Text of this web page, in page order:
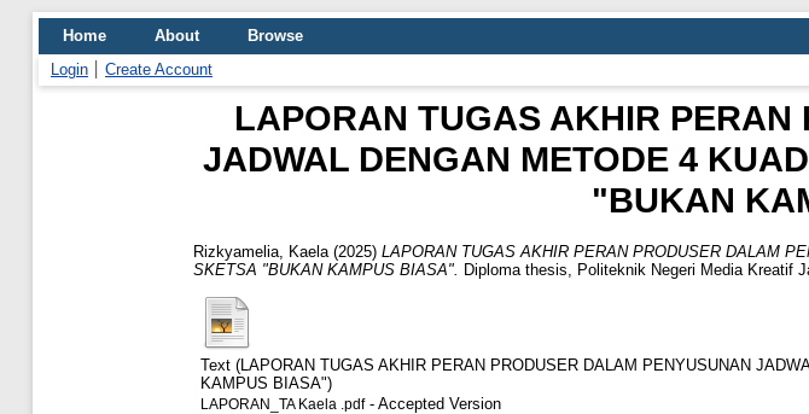
Home About
Browse
Login
Create Account
LAPORAN TUGAS AKHIR PERAN
JADWAL DENGAN METODE 4
"BUKAN
Rizkyamelia, Kaela (2025) LAPORAN TUGAS AKHIR PERAN PRODUSER DALAM
SKETSA "BUKAN KAMPUS BIASA".
Diploma thesis, Politeknik Negeri Media Kreatif
Text (LAPORAN TUGAS AKHIR PERAN PRODUSER DALAM PENYUSUNAN
KAMPUS BIASA")
LAPORAN_TA Kaela .pdf- Accepted Version